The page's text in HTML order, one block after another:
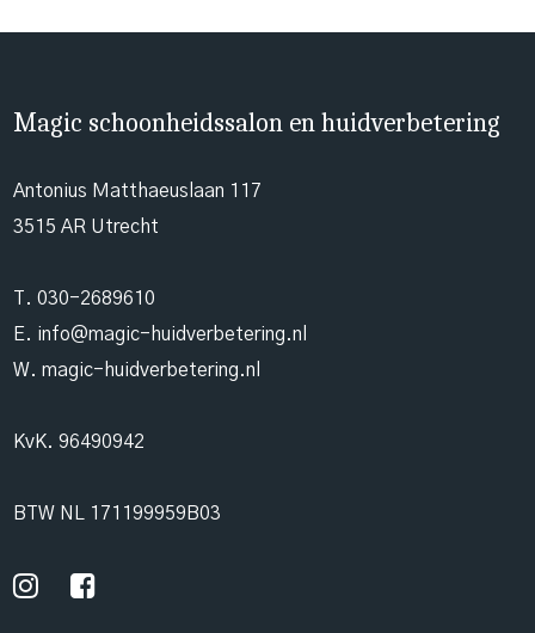
Magic schoonheidssalon en huidverbetering
Antonius Matthaeuslaan 117
3515 AR Utrecht
T. 030-2689610
E. info@magic-huidverbetering.nl
W. magic-huidverbetering.nl
KvK. 96490942
BTW NL 171199959B03